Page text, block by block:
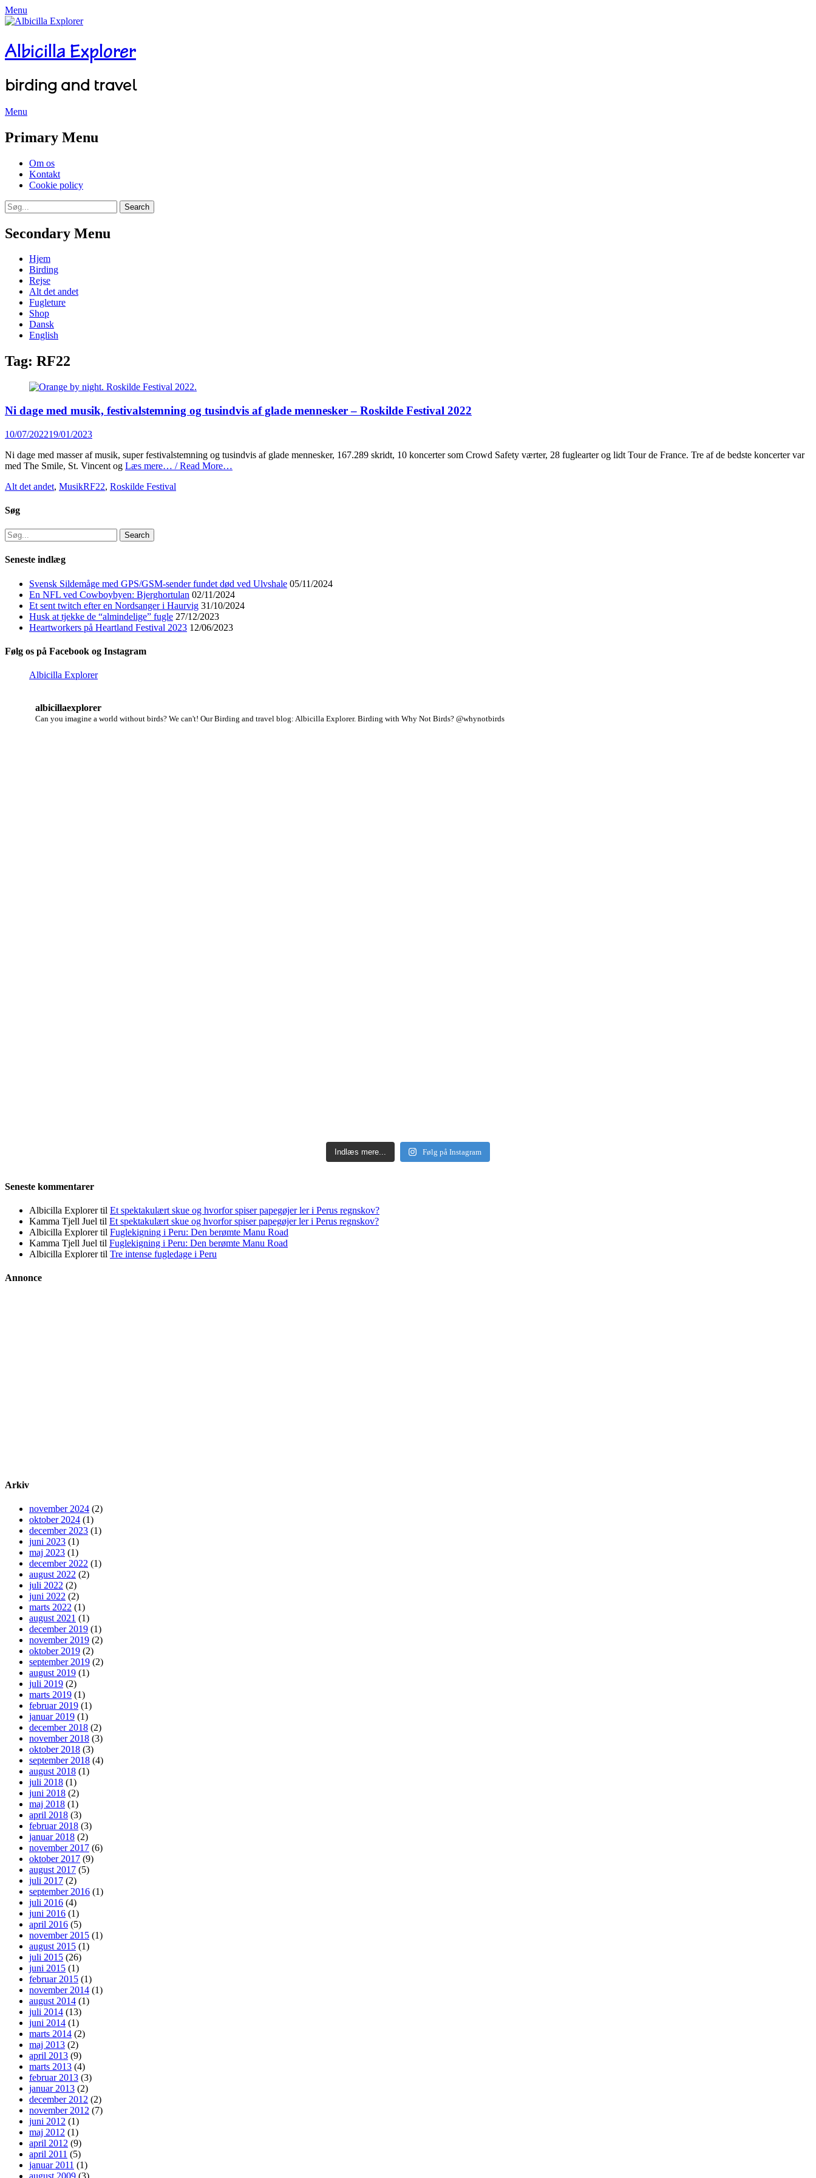
Menu
Albicilla Explorer
birding and travel
Menu
Primary Menu
Skip
content
Om os
Kontakt
Cookie policy
Search
Search
for:
Secondary Menu
Skip
content
Hjem
Birding
Rejse
Alt det andet
Fugleture
Shop
Dansk
English
Tag: RF22
Ni dage med musik, festivalstemning og tusindvis af glade mennesker – Roskilde Festival 2022
Posted
10/07/202219/01/2023
Ni dage med masser af musik, super festivalstemning og tusindvis af glade mennesker, 167.289 skridt, 10 koncerter som Crowd Safety værter, 28 fuglearter og lidt Tour de France. Tre af de bedste koncerter var
med The Smile, St. Vincent og Læs mere… / Read More…
Categories
Alt det andet, MusikTags
RF22, Roskilde Festival
Søg
Search
for:
Seneste indlæg
Svensk Sildemåge med GPS/GSM-sender fundet død ved Ulvshale 05/11/2024
En NFL ved Cowboybyen: Bjerghortulan 02/11/2024
Et sent twitch efter en Nordsanger i Haurvig 31/10/2024
Husk at tjekke de “almindelige” fugle 27/12/2023
Heartworkers på Heartland Festival 2023 12/06/2023
Følg os på Facebook og Instagram
Albicilla Explorer
albicillaexplorer
Can you imagine a world without birds? We can't! Our Birding and travel blog: Albicilla Explorer. Birding with Why Not Birds? @whynotbirds
Indlæs mere... Følg på Instagram
Seneste kommentarer
Albicilla Explorertil Et spektakulært skue og hvorfor spiser papegøjer ler i Perus regnskov?
Kamma Tjell Juel til Et spektakulært skue og hvorfor spiser papegøjer ler i Perus regnskov?
Albicilla Explorertil Fuglekigning i Peru: Den berømte Manu Road
Kamma Tjell Juel til Fuglekigning i Peru: Den berømte Manu Road
Albicilla Explorertil Tre intense fugledage i Peru
Annonce
Arkiv
november 2024 (2)
oktober 2024 (1)
december 2023 (1)
juni 2023 (1)
maj 2023 (1)
december 2022 (1)
august 2022 (2)
juli 2022 (2)
juni 2022 (2)
marts 2022 (1)
august 2021 (1)
december 2019 (1)
november 2019 (2)
oktober 2019 (2)
september 2019 (2)
august 2019 (1)
juli 2019 (2)
marts 2019 (1)
februar 2019 (1)
januar 2019 (1)
december 2018 (2)
november 2018 (3)
oktober 2018 (3)
september 2018 (4)
august 2018 (1)
juli 2018 (1)
juni 2018 (2)
maj 2018 (1)
april 2018 (3)
februar 2018 (3)
januar 2018 (2)
november 2017 (6)
oktober 2017 (9)
august 2017 (5)
juli 2017 (2)
september 2016 (1)
juli 2016 (4)
juni 2016 (1)
april 2016 (5)
november 2015 (1)
august 2015 (1)
juli 2015 (26)
juni 2015 (1)
februar 2015 (1)
november 2014 (1)
august 2014 (1)
juli 2014 (13)
juni 2014 (1)
marts 2014 (2)
maj 2013 (2)
april 2013 (9)
marts 2013 (4)
februar 2013 (3)
januar 2013 (2)
december 2012 (2)
november 2012 (7)
juni 2012 (1)
maj 2012 (1)
april 2012 (9)
april 2011 (5)
januar 2011 (1)
august 2009 (3)